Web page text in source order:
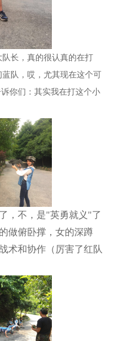
长，真的很认真的在打
蓝队，哎，尤其现在这个可
你们：其实我在打这个小
，不，是"英勇就义"了
做俯卧撑，女的深蹲
术和协作（厉害了红队